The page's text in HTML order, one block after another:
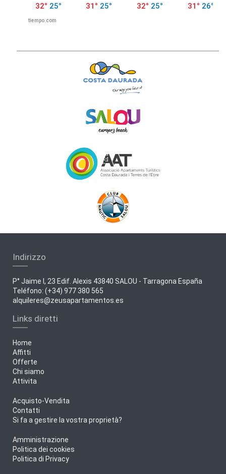
Indirizzo
P° Jaime I, 23 Edif. Alexis 43840 SALOU - Tarragona España
Teléfono: (+34) 977 380 565
alquileres@zeusapartamentos.es
Links diretti
Home
Affitti
Offerte
Chi siamo
Attivita
Acquisto-Vendita
Contatti
Si fa a gestire la vostra proprietà?
Amministrazione
Politica dei cookies
Politica di Privacy